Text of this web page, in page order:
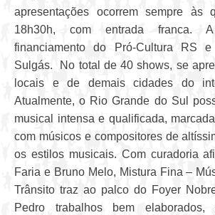
apresentações ocorrem sempre às
18h30h, com entrada franca.
financiamento do Pró-Cultura RS
Sulgás. No total de 40 shows, se
locais e de demais cidades do
Atualmente, o Rio Grande do Sul
musical intensa e qualificada,
com músicos e compositores de
os estilos musicais. Com curadoria
Faria e Bruno Melo, Mistura Fina –
Trânsito traz ao palco do Foyer
Pedro trabalhos bem elaborados,